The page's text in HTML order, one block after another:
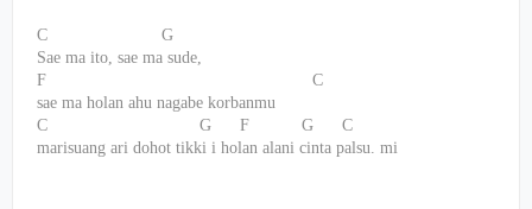
C
G
Sae ma ito, sae ma sude,
F
C
sae ma holan ahu nagabe korbanmu
C
G F G
C
marisuang ari dohot tikki i holan alani cinta palsu. mi